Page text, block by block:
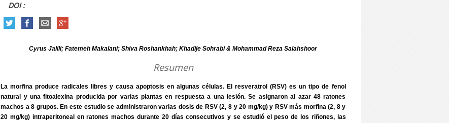
DOI :
Cyrus Jalili; Fatemeh Makalani; Shiva Roshankhah; Khadije Sohrabi & Mohammad Reza Salahshoor
Resumen
La morfina produce radicales libres y causa apoptosis en algunas células. El resveratrol (RSV) es un tipo de fenol
natural y una fitoalexina producida por varias plantas en respuesta a una lesión. Se asignaron al azar 48 ratones
machos a 8 grupos. En este estudio se administraron varias dosis de RSV (2, 8 y 20 mg/kg) y RSV más morfina (2, 8 y
20 mg/kg) intraperitoneal en ratones machos durante 20 días consecutivos y se estudió el peso de los riñones, las